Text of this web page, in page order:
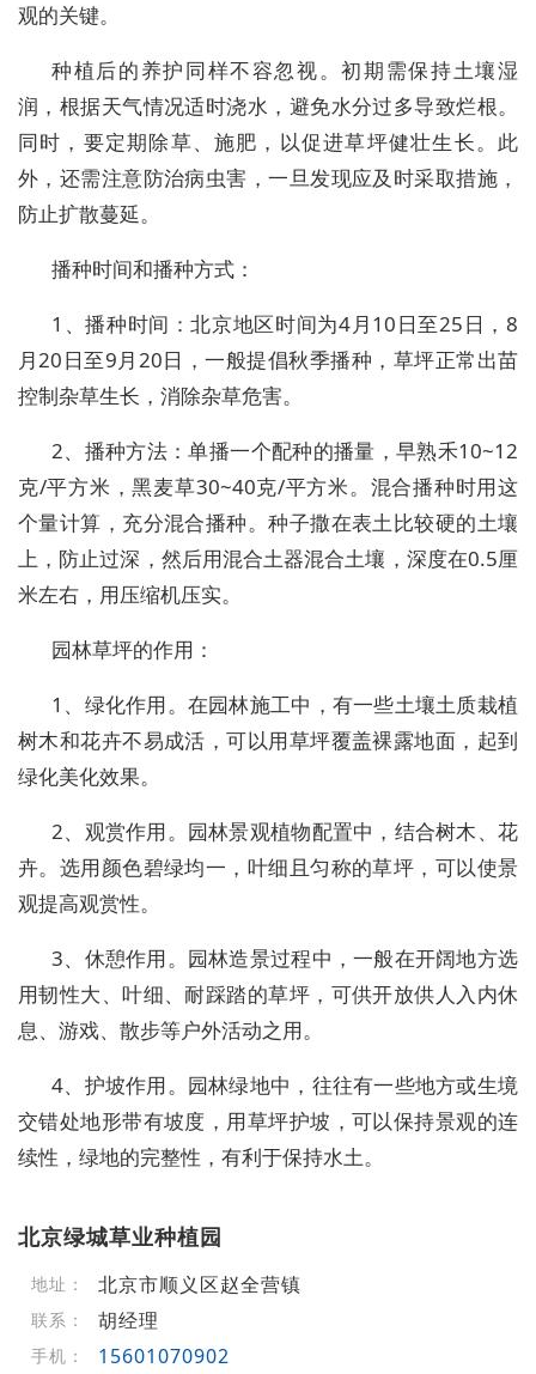
观的关键。
种植后的养护同样不容忽视。初期需保持土壤湿
润，根据天气情况适时浇水，避免水分过多导致烂根。
同时，要定期除草、施肥，以促进草坪健壮生长。此
外，还需注意防治病虫害，一旦发现应及时采取措施，
防止扩散蔓延。
播种时间和播种方式：
1、播种时间：北京地区时间为4月10日至25日，8
月20日至9月20日，一般提倡秋季播种，草坪正常出苗
控制杂草生长，消除杂草危害。
2、播种方法：单播一个配种的播量，早熟禾10~12
克/平方米，黑麦草30~40克/平方米。混合播种时用这
个量计算，充分混合播种。种子撒在表土比较硬的土壤
上，防止过深，然后用混合土器混合土壤，深度在0.5厘
米左右，用压缩机压实。
园林草坪的作用：
1、绿化作用。在园林施工中，有一些土壤土质栽植
树木和花卉不易成活，可以用草坪覆盖裸露地面，起到
绿化美化效果。
2、观赏作用。园林景观植物配置中，结合树木、花
卉。选用颜色碧绿均一，叶细且匀称的草坪，可以使景
观提高观赏性。
3、休憩作用。园林造景过程中，一般在开阔地方选
用韧性大、叶细、耐踩踏的草坪，可供开放供人入内休
息、游戏、散步等户外活动之用。
4、护坡作用。园林绿地中，往往有一些地方或生境
交错处地形带有坡度，用草坪护坡，可以保持景观的连
续性，绿地的完整性，有利于保持水土。
北京绿城草业种植园
地址： 北京市顺义区赵全营镇
联系： 胡经理
手机： 15601070902